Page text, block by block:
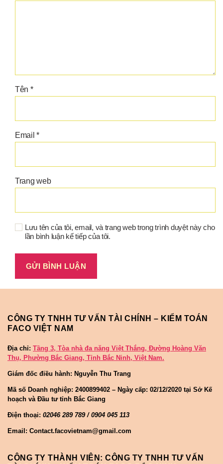
Tên *
Email*
Trang web
Lưu tên của tôi, email, và trang web trong trình duyệt này cho
lần bình luận kế tiếp của tôi.
CÔNG TY TNHH TƯ VẤN TÀI CHÍNH – KIỂM TOÁN
FACO VIỆT NAM
Địa chỉ: Tầng 3, Tòa nhà đa năng Việt Thắng, Đường Hoàng Văn
Thụ, Phường Bắc Giang, Tỉnh Bắc Ninh, Việt Nam.
Giám đốc điều hành: Nguyễn Thu Trang
Mã số Doanh nghiệp: 2400899402 – Ngày cấp: 02/12/2020 tại Sở Kế
hoạch và Đầu tư tỉnh Bắc Giang
Điện thoại: 02046 289 789 / 0904 045 113
Email: Contact.facovietnam@gmail.com
CÔNG TY THÀNH VIÊN: CÔNG TY TNHH TƯ VẤN